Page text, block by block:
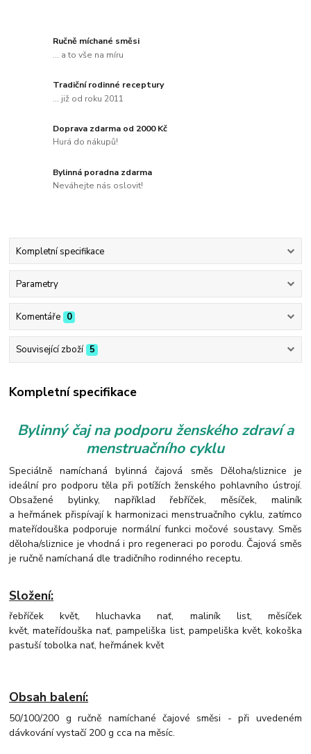
Ručně míchané směsi
... a to vše na míru
Tradiční rodinné receptury
... již od roku 2011
Doprava zdarma od 2000 Kč
Hurá do nákupů!
Bylinná poradna zdarma
Neváhejte nás oslovit!
Kompletní specifikace
Parametry
Komentáře 0
Související zboží 5
Kompletní specifikace
Bylinný čaj na podporu ženského zdraví a
menstruačního cyklu
Speciálně namíchaná bylinná čajová směs Děloha/sliznice je
ideální pro podporu těla při potížích ženského pohlavního ústrojí.
Obsažené bylinky, například řebříček, měsíček, maliník
a heřmánek přispívají k harmonizaci menstruačního cyklu, zatímco
mateřídouška podporuje normální funkci močové soustavy. Směs
děloha/sliznice je vhodná i pro regeneraci po porodu. Čajová směs
je ručně namíchaná dle tradičního rodinného receptu.
Složení:
řebříček květ, hluchavka nať, maliník list, měsíček
květ, mateřídouška nať, pampeliška list, pampeliška květ, kokoška
pastuší tobolka nať, heřmánek květ
Obsah balení:
50/100/200 g ručně namíchané čajové směsi - při uvedeném
dávkování vystačí 200 g cca na měsíc.